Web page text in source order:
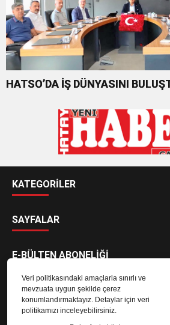
Veri politikasındaki amaçlarla sınırlı ve
mevzuata uygun şekilde çerez
konumlandırmaktayız. Detaylar için veri
politikamızı inceleyebilirsiniz.
HATSO’DA İŞ DÜNYASINI
KATEGORİLER
SAYFALAR
E-BÜLTEN ABONELİĞİ
E-Bülten aboneliği ile haberlere daha hızlı erişin.